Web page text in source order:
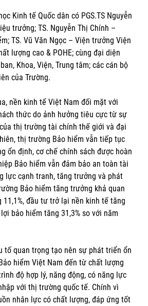
Kinh tế Quốc dân có PGS.TS Nguyễn
trưởng; TS. Nguyễn Thị Chính –
TS. Vũ Văn Ngọc – Viện trưởng Viện
lượng cao & POHE; cùng đại diện
Khoa, Viện, Trung tâm; các cán bộ
của Trường.
nền kinh tế Việt Nam đối mặt với
thức do ảnh hưởng tiêu cực từ sự
thị trường tài chính thế giới và đại
thị trường Bảo hiểm vẫn tiếp tục
ổn định, cơ chế chính sách được hoàn
Bảo hiểm vẫn đảm bảo an toàn tài
lực cạnh tranh, tăng trưởng và phát
Bảo hiểm tăng trưởng khả quan
đầu tư trở lại nền kinh tế tăng
bảo hiểm tăng 31,3% so với năm
tố quan trọng tạo nên sự phát triển ổn
hiểm Việt Nam đến từ chất lượng
độ hợp lý, năng động, có năng lực
với thị trường quốc tế. Chính vì
nhân lực có chất lượng, đáp ứng tốt